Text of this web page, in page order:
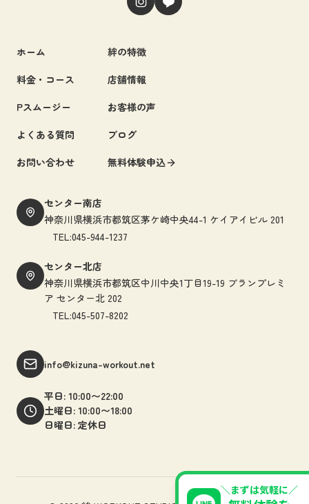
＼まずは気軽に／
ホーム
絆の特徴
料金・コース
店舗情報
Pスムージー
お客様の声
よくある質問
ブログ
お問い合わせ
無料体験申込
センター南店
神奈川県横浜市都筑区茅ケ崎中央44-1 ケイアイビル 201
TEL:045-944-1237
センター北店
神奈川県横浜市都筑区中川中央1丁目19-19 ブランプレミ
ア センター北 202
TEL:045-507-8202
info@kizuna-workout.net
平日: 10:00〜22:00
土曜日: 10:00〜18:00
日曜日: 定休日